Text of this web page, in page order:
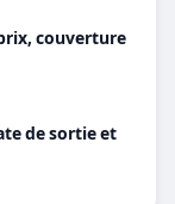
couverture
de sortie et